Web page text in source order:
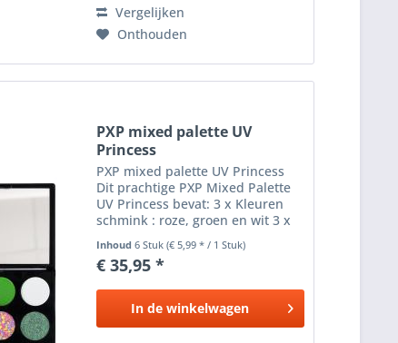
Vergelijken
Onthouden
PXP mixed palette UV
Princess
PXP mixed palette UV Princess
Dit prachtige PXP Mixed Palette
UV Princess bevat: 3 x Kleuren
schmink : roze, groen en wit 3 x
blauw en oranje 3.5 gram 1 x
Glitter cream Neon 2.6 gram 1 x
Duo chrome...
Inhoud6 Stuk(€ 5,99 * / 1 Stuk)
€ 35,95 *
In de winkelwagen